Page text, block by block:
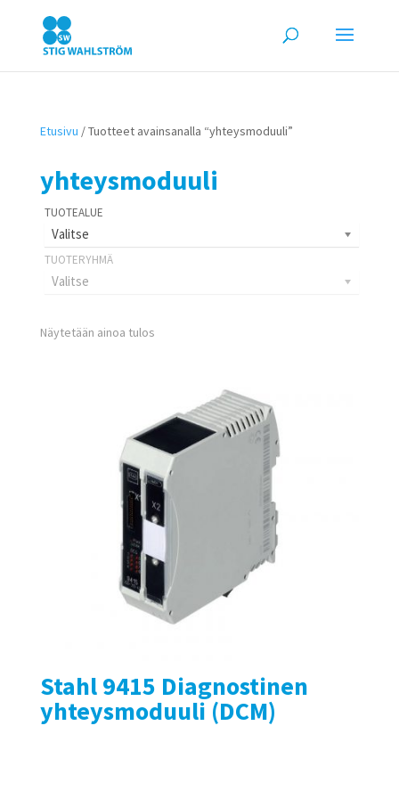
Etusivu / Tuotteet avainsanalla “yhteysmoduuli”
yhteysmoduuli
Valitse
Valitse
Näytetään ainoa tulos
Stahl 9415 Diagnostinen
yhteysmoduuli (DCM)